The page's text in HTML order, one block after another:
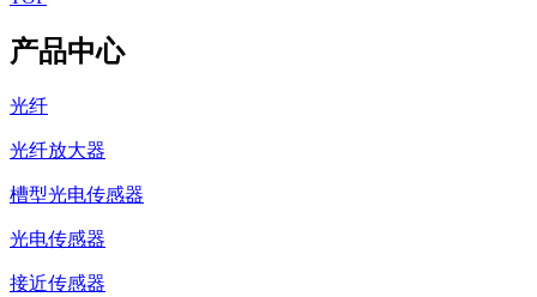
产品中心
光纤
光纤放大器
槽型光电传感器
光电传感器
接近传感器